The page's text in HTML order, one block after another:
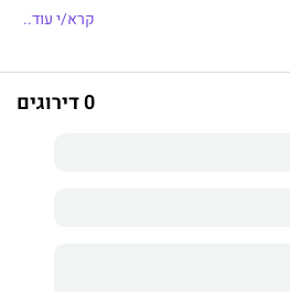
ייאמרו דברים שלא ייאמנו. הלב
לשטוח בפניכם הייתי מתקשה להאמין
ילד כשהאסונות החלו, וכשהם שבו כבר
אני מבטיח, ואתם, זרים בלתי
קרא/י עוד..
0 דירוגים